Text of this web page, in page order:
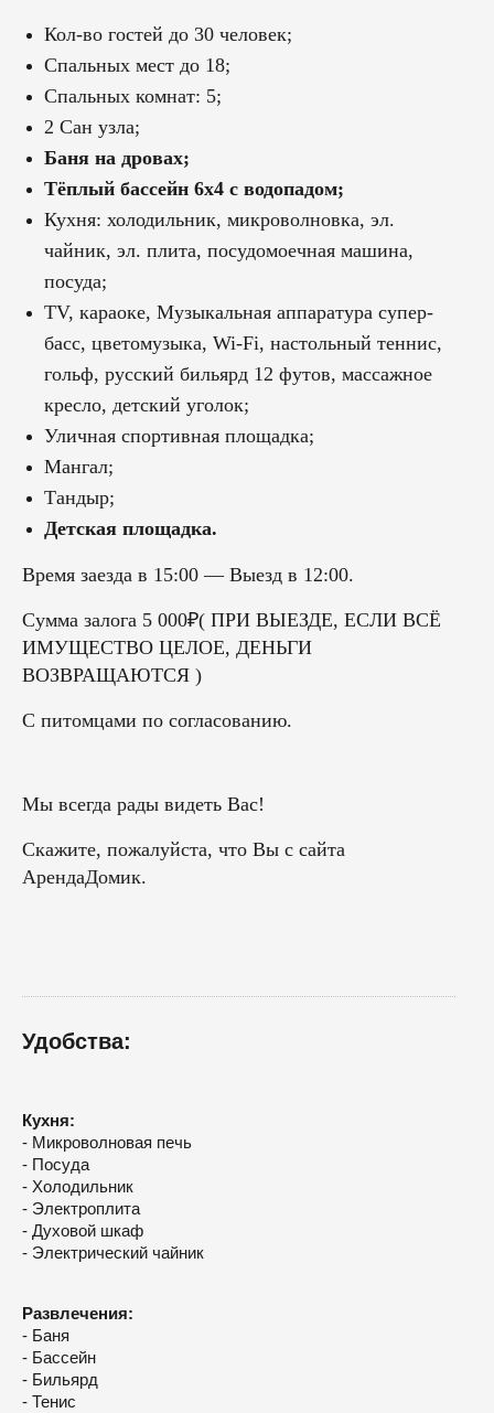
Кол-во гостей до 30 человек;
Спальных мест до 18;
Спальных комнат: 5;
2 Сан узла;
Баня на дровах;
Тёплый бассейн 6х4 с водопадом;
Кухня: холодильник, микроволновка, эл.
чайник, эл. плита, посудомоечная машина,
посуда;
TV, караоке, Музыкальная аппаратура супер-
басс, цветомузыка, Wi-Fi, настольный теннис,
гольф, русский бильярд 12 футов, массажное
кресло, детский уголок;
Уличная спортивная площадка;
Мангал;
Тандыр;
Детская площадка.
Время заезда в 15:00 — Выезд в 12:00.
Сумма залога 5 000₽( ПРИ ВЫЕЗДЕ, ЕСЛИ ВСЁ
ИМУЩЕСТВО ЦЕЛОЕ, ДЕНЬГИ
ВОЗВРАЩАЮТСЯ )
С питомцами по согласованию.
Мы всегда рады видеть Вас!
Скажите, пожалуйста, что Вы с сайта
АрендаДомик.
Удобства:
Кухня:
- Микроволновая печь
- Посуда
- Холодильник
- Электроплита
- Духовой шкаф
- Электрический чайник
Развлечения:
- Баня
- Бассейн
- Бильярд
- Тенис